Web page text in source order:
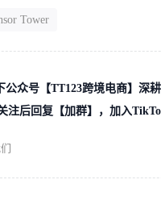
Tower
公众号【TT123跨境电商】深
注后回复【加群】，加入